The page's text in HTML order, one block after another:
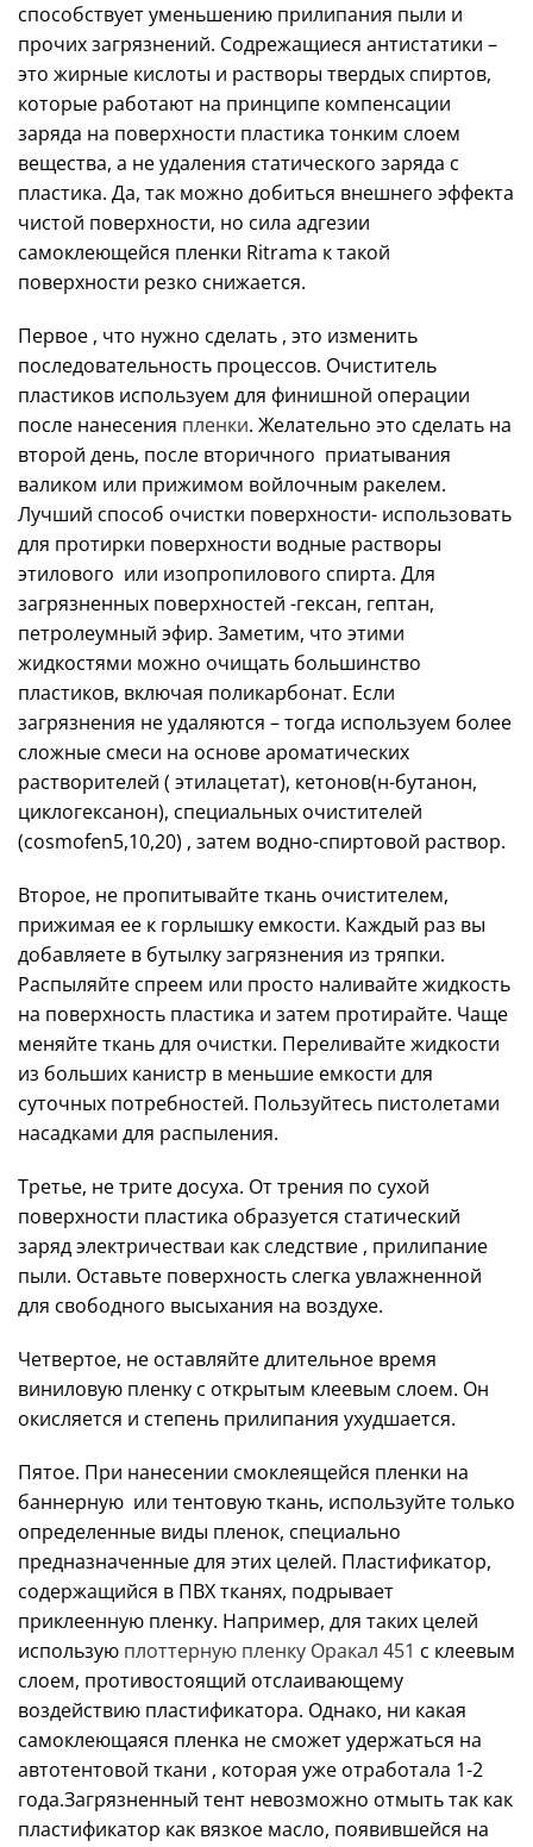
способствует уменьшению прилипания пыли и
прочих загрязнений. Содрежащиеся антистатики –
это жирные кислоты и растворы твердых спиртов,
которые работают на принципе компенсации
заряда на поверхности пластика тонким слоем
вещества, а не удаления статического заряда с
пластика. Да, так можно добиться внешнего эффекта
чистой поверхности, но сила адгезии
самоклеющейся пленки Ritrama к такой
поверхности резко снижается.
Первое , что нужно сделать , это изменить
последовательность процессов. Очиститель
пластиков используем для финишной операции
после нанесения пленки. Желательно это сделать на
второй день, после вторичного приатывания
валиком или прижимом войлочным ракелем.
Лучший способ очистки поверхности- использовать
для протирки поверхности водные растворы
этилового или изопропилового спирта. Для
загрязненных поверхностей -гексан, гептан,
петролеумный эфир. Заметим, что этими
жидкостями можно очищать большинство
пластиков, включая поликарбонат. Если
загрязнения не удаляются – тогда используем более
сложные смеси на основе ароматических
растворителей ( этилацетат), кетонов(н-бутанон,
циклогексанон), специальных очистителей
(cosmofen5,10,20) , затем водно-спиртовой раствор.
Второе, не пропитывайте ткань очистителем,
прижимая ее к горлышку емкости. Каждый раз вы
добавляете в бутылку загрязнения из тряпки.
Распыляйте спреем или просто наливайте жидкость
на поверхность пластика и затем протирайте. Чаще
меняйте ткань для очистки. Переливайте жидкости
из больших канистр в меньшие емкости для
суточных потребностей. Пользуйтесь пистолетами
насадками для распыления.
Третье, не трите досуха. От трения по сухой
поверхности пластика образуется статический
заряд электричестваи как следствие , прилипание
пыли. Оставьте поверхность слегка увлажненной
для свободного высыхания на воздухе.
Четвертое, не оставляйте длительное время
виниловую пленку с открытым клеевым слоем. Он
окисляется и степень прилипания ухудшается.
Пятое. При нанесении смоклеящейся пленки на
баннерную или тентовую ткань, используйте только
определенные виды пленок, специально
предназначенные для этих целей. Пластификатор,
содержащийся в ПВХ тканях, подрывает
приклеенную пленку. Например, для таких целей
использую плоттерную пленку Оракал 451 с клеевым
слоем, противостоящий отслаивающему
воздействию пластификатора. Однако, ни какая
самоклеющаяся пленка не сможет удержаться на
автотентовой ткани , которая уже отработала 1-2
года.Загрязненный тент невозможно отмыть так как
пластификатор как вязкое масло, появившейся на